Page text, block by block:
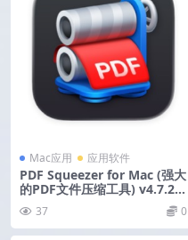
Mac应用 应用软件
PDF Squeezer for Mac (强大
的PDF文件压缩工具) v4.7.2
37 0